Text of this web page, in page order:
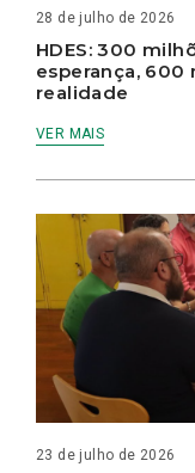
28 de julho de 2026
HDES: 300
esperança, 600
realidade
VER MAIS
23 de julho de 2026